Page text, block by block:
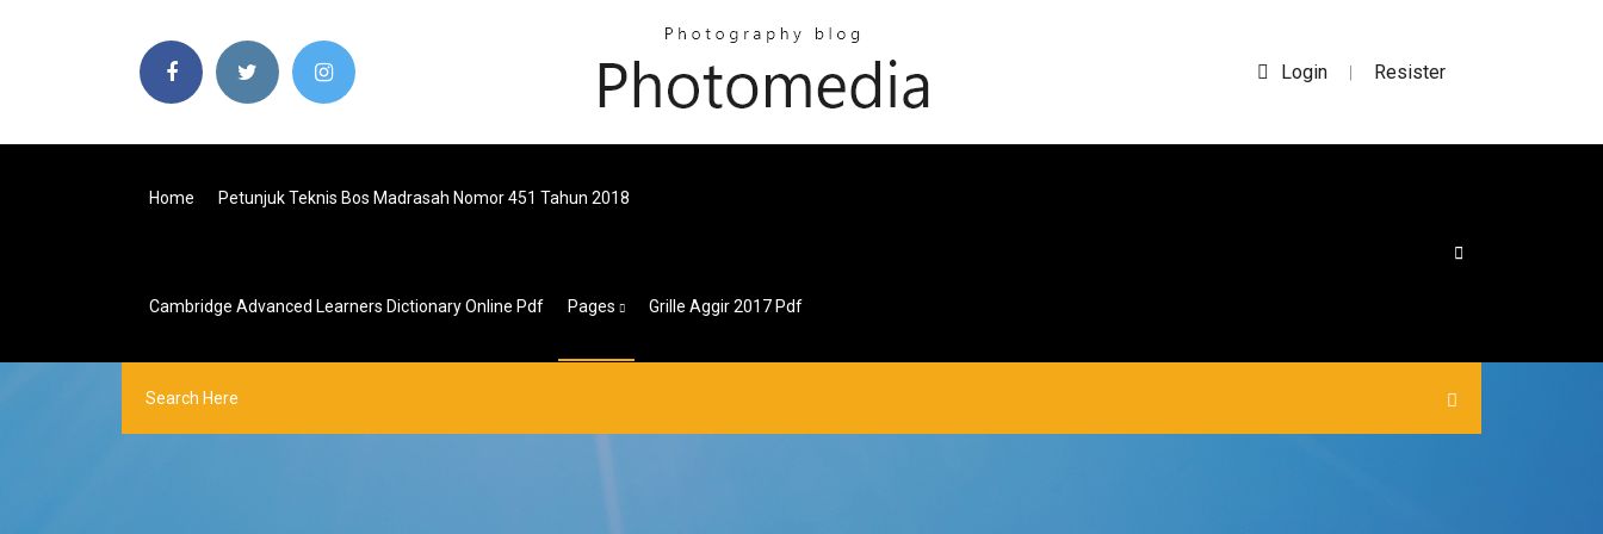
Login | Resister
Home Petunjuk Teknis Bos Madrasah Nomor 451 Tahun 2018
Cambridge Advanced Learners Dictionary Online Pdf Pages Grille Aggir 2017 Pdf